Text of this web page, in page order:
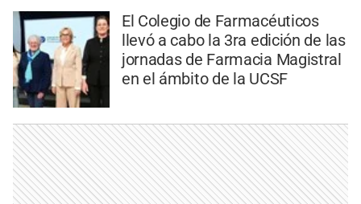
El Colegio de Farmacéuticos
llevó a cabo la 3ra edición de las
jornadas de Farmacia Magistral
en el ámbito de la UCSF